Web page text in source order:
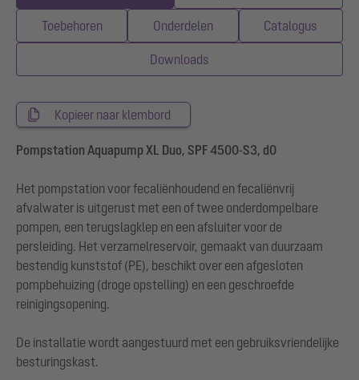
Toebehoren Onderdelen Catalogus
Downloads
Kopieer naar klembord
Pompstation Aquapump XL Duo, SPF 4500-S3, d0
Het pompstation voor fecaliënhoudend en fecaliënvrij
afvalwater is uitgerust met een of twee onderdompelbare
pompen, een terugslagklep en een afsluiter voor de
persleiding. Het verzamelreservoir, gemaakt van duurzaam
bestendig kunststof (PE), beschikt over een afgesloten
pompbehuizing (droge opstelling) en een geschroefde
reinigingsopening.
De installatie wordt aangestuurd met een gebruiksvriendelijke
besturingskast.